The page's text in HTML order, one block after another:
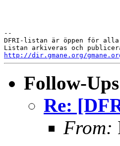
--
DFRI-listan är öppen för
http://dir.gmane.org/
Follow-Ups
Re:
From: